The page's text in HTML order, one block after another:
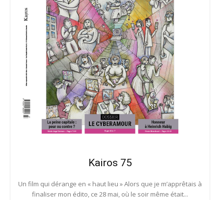
Kairos 75
Un film qui dérange en « haut lieu » Alors que je m’apprêtais à
finaliser mon édito, ce 28 mai, où le soir même était...